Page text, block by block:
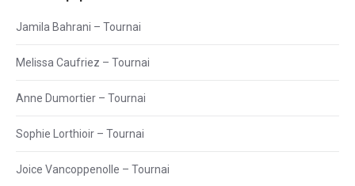
Jamila Bahrani – Tournai
Melissa Caufriez – Tournai
Anne Dumortier – Tournai
Sophie Lorthioir – Tournai
Joice Vancoppenolle – Tournai